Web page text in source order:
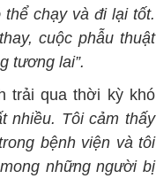
chạy và đi lại tốt.
cuộc phẫu thuật
tương lai”.
trải qua thời kỳ khó
nhiều. Tôi cảm thấy
bệnh viện và tôi
những người bị